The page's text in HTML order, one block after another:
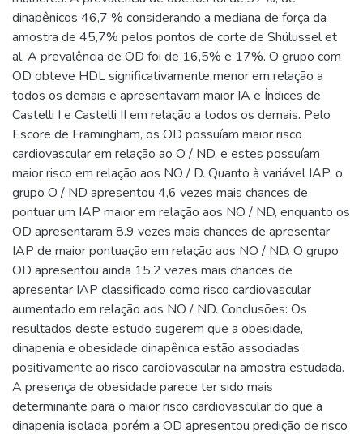
dinapênicos 46,7 % considerando a mediana de força da
amostra de 45,7% pelos pontos de corte de Shülussel et
al. A prevalência de OD foi de 16,5% e 17%. O grupo com
OD obteve HDL significativamente menor em relação a
todos os demais e apresentavam maior IA e Índices de
Castelli I e Castelli II em relação a todos os demais. Pelo
Escore de Framingham, os OD possuíam maior risco
cardiovascular em relação ao O / ND, e estes possuíam
maior risco em relação aos NO / D. Quanto à variável IAP, o
grupo O / ND apresentou 4,6 vezes mais chances de
pontuar um IAP maior em relação aos NO / ND, enquanto os
OD apresentaram 8.9 vezes mais chances de apresentar
IAP de maior pontuação em relação aos NO / ND. O grupo
OD apresentou ainda 15,2 vezes mais chances de
apresentar IAP classificado como risco cardiovascular
aumentado em relação aos NO / ND. Conclusões: Os
resultados deste estudo sugerem que a obesidade,
dinapenia e obesidade dinapênica estão associadas
positivamente ao risco cardiovascular na amostra estudada.
A presença de obesidade parece ter sido mais
determinante para o maior risco cardiovascular do que a
dinapenia isolada, porém a OD apresentou predição de risco